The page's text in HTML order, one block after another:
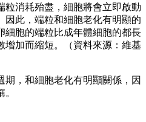
粒消耗殆盡，細胞將會立即啟動
因此，端粒和細胞老化有明顯的
細胞的端粒比成年體細胞的都長
增加而縮短。（資料來源：維基
，和細胞老化有明顯關係，因